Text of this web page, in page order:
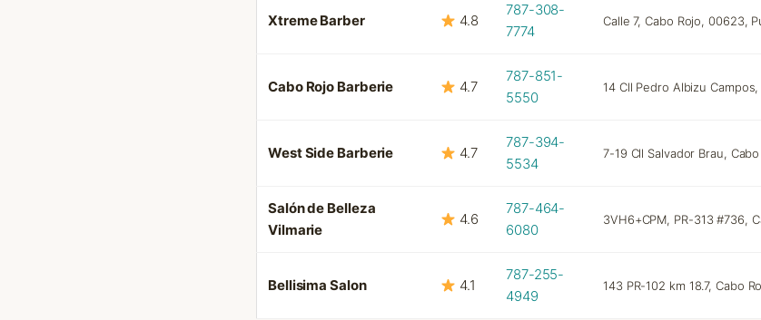
Xtreme Barber 4.8
787-308-
7774
Calle 7, Cabo Rojo, 00623,
Cabo Rojo Barberie 4.7
787-851-
5550
14 Cll Pedro Albizu
West Side Barberie 4.7
787-394-
5534
7-19 Cll Salvador Brau,
Salón de Belleza
Vilmarie
4.6
787-464-
6080
3VH6+CPM, PR-313 #736,
Bellisima Salon 4.1
787-255-
4949
143 PR-102 km 18.7, Cabo